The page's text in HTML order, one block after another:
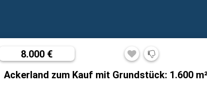
8.000 €
Ackerland zum Kauf mit Grundstück: 1.600 m²